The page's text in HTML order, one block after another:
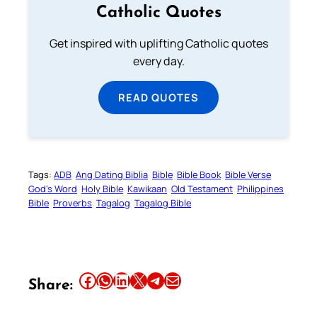
Catholic Quotes
Get inspired with uplifting Catholic quotes
every day.
READ QUOTES
Tags: ADB Ang Dating Biblia Bible Bible Book Bible Verse
God’s Word Holy Bible Kawikaan Old Testament Philippines
Bible Proverbs Tagalog Tagalog Bible
Share: Share this article on Facebook Share this article on WhatsApp Share this article on LinkedIn Share this article on X Share this article on TelegramEmail this Article